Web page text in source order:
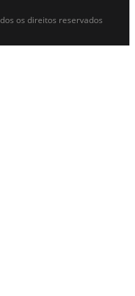
os direitos reservados